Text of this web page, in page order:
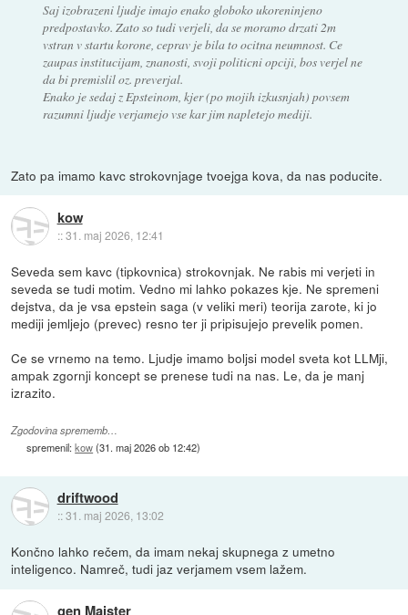
Saj izobrazeni ljudje imajo enako globoko ukoreninjeno
predpostavko. Zato so tudi verjeli, da se moramo drzati 2m
vstran v startu korone, ceprav je bila to ocitna neumnost. Ce
zaupas institucijam, znanosti, svoji politicni opciji, bos verjel ne
da bi premislil oz. preverjal.
Enako je sedaj z Epsteinom, kjer (po mojih izkusnjah) povsem
razumni ljudje verjamejo vse kar jim napletejo mediji.
Zato pa imamo kavc strokovnjage tvoejga kova, da nas poducite.
kow
::31. maj 2026, 12:41
Seveda sem kavc (tipkovnica) strokovnjak. Ne rabis mi verjeti in
seveda se tudi motim. Vedno mi lahko pokazes kje. Ne spremeni
dejstva, da je vsa epstein saga (v veliki meri) teorija zarote, ki jo
mediji jemljejo (prevec) resno ter ji pripisujejo prevelik pomen.
Ce se vrnemo na temo. Ljudje imamo boljsi model sveta kot LLMji,
ampak zgornji koncept se prenese tudi na nas. Le, da je manj
izrazito.
Zgodovina sprememb…
spremenil:kow(31. maj 2026 ob 12:42)
driftwood
::31. maj 2026, 13:02
Končno lahko rečem, da imam nekaj skupnega z umetno
inteligenco. Namreč, tudi jaz verjamem vsem lažem.
gen Maister